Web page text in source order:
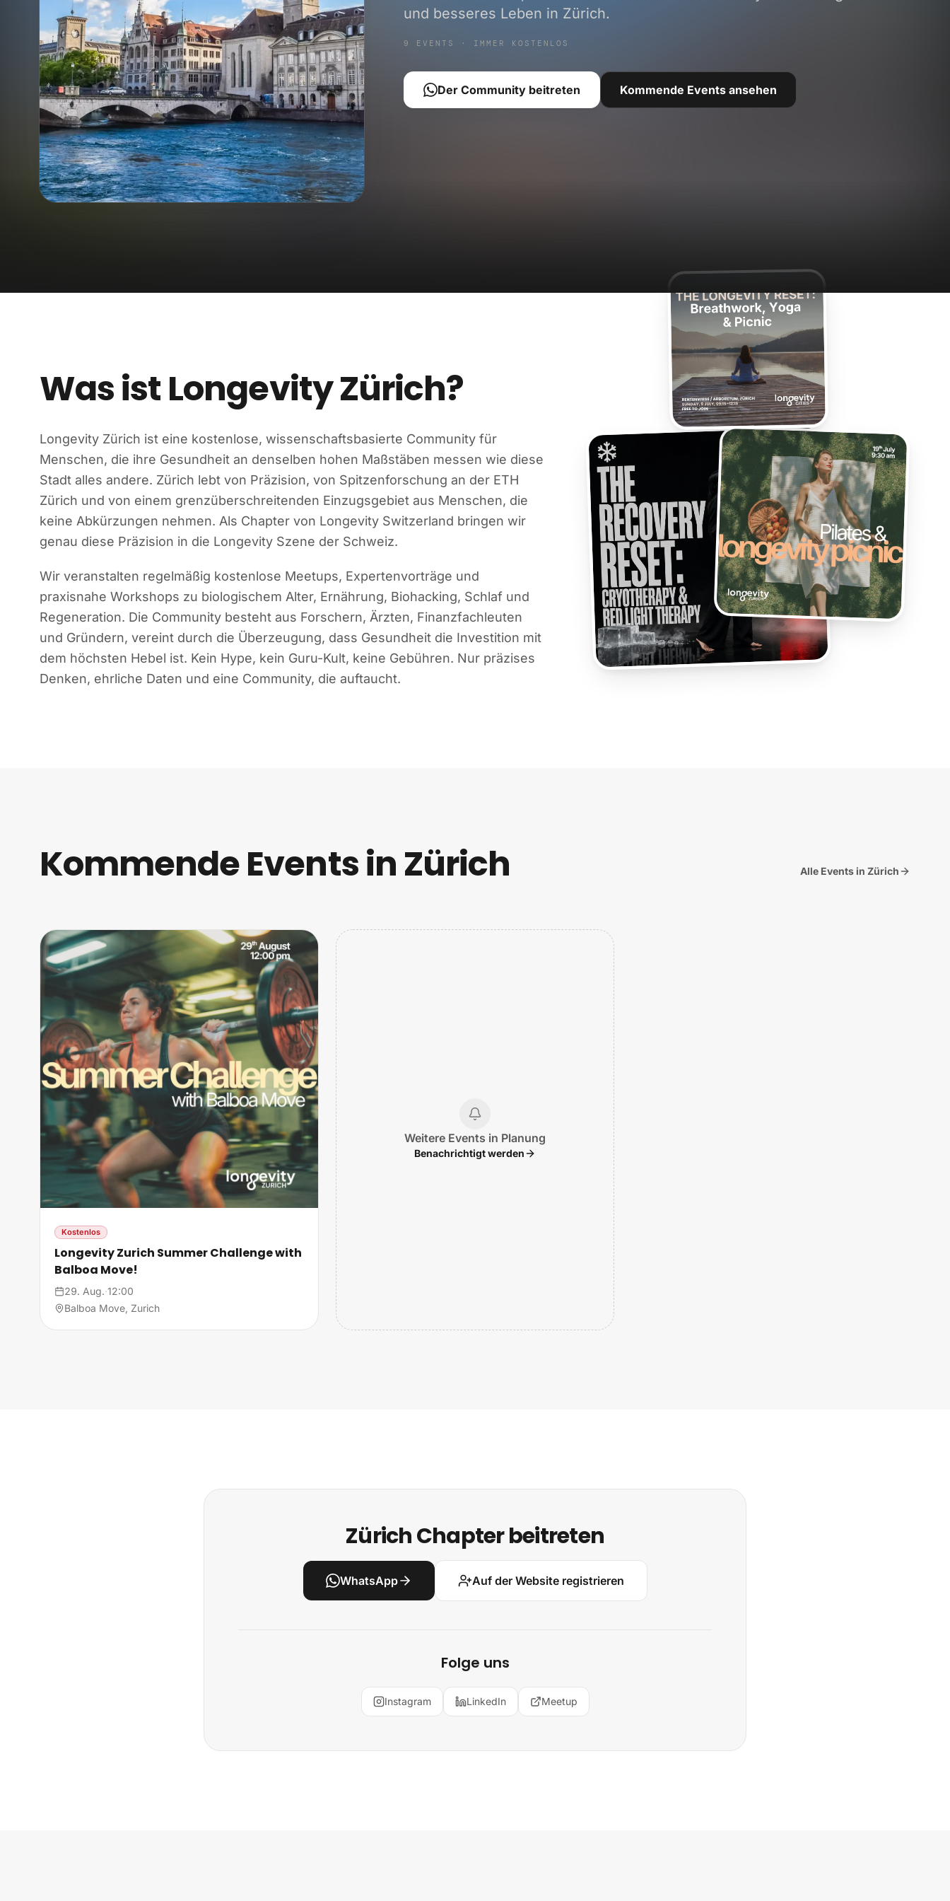
und besseres Leben in Zürich.
9 EVENTS · IMMER KOSTENLOS
Der Community beitreten Kommende Events ansehen
Was ist Longevity Zürich?
Longevity Zürich ist eine kostenlose, wissenschaftsbasierte Community für
Menschen, die ihre Gesundheit an denselben hohen Maßstäben messen wie diese
Stadt alles andere. Zürich lebt von Präzision, von Spitzenforschung an der ETH
Zürich und von einem grenzüberschreitenden Einzugsgebiet aus Menschen, die
keine Abkürzungen nehmen. Als Chapter von Longevity Switzerland bringen wir
genau diese Präzision in die Longevity Szene der Schweiz.
Wir veranstalten regelmäßig kostenlose Meetups, Expertenvorträge und
praxisnahe Workshops zu biologischem Alter, Ernährung, Biohacking, Schlaf und
Regeneration. Die Community besteht aus Forschern, Ärzten, Finanzfachleuten
und Gründern, vereint durch die Überzeugung, dass Gesundheit die Investition mit
dem höchsten Hebel ist. Kein Hype, kein Guru-Kult, keine Gebühren. Nur präzises
Denken, ehrliche Daten und eine Community, die auftaucht.
Kommende Events in Zürich Alle Events in Zürich
Kostenlos
Longevity Zurich Summer Challenge with
Balboa Move!
29. Aug.·12:00
Balboa Move, Zurich
Weitere Events in Planung
Benachrichtigt werden
Zürich Chapter beitreten
WhatsApp Auf der Website registrieren
Folge uns
Instagram LinkedIn Meetup